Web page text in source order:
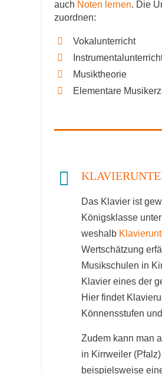
auch Noten lernen. Die
zuordnen:
Vokalunterricht
Musiktheorie
Elementare
Das Klavier ist
Königsklasse
weshalb
Wertschätzung
Musikschulen in
Klavier eines der
Hier findet
Könnensstufen
Zudem kann man
in Kirrweiler
beispielsweise